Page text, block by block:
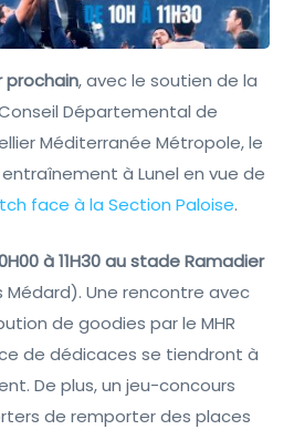
prochain, avec le soutien de la
Départemental de
Méditerranée Métropole, le
à Lunel en vue de
face à la Section Paloise.
à 11H30 au stade Ramadier
Médard). Une rencontre avec
de goodies par le MHR
de dédicaces se tiendront à
De plus, un jeu-concours
de remporter des places